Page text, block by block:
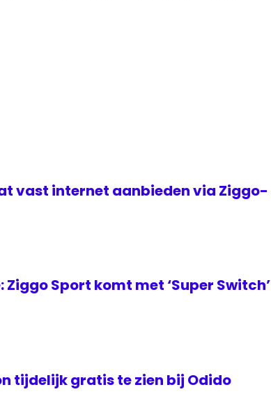
vast internet aanbieden via Ziggo-
Sport komt met ‘Super Switch’
tijdelijk gratis te zien bij Odido